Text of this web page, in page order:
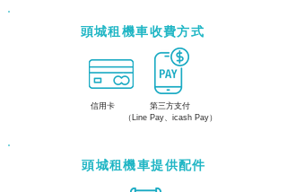
頭城租機車收費方式
信用卡
第三方支付
（Line Pay、icash Pay）
頭城租機車提供配件